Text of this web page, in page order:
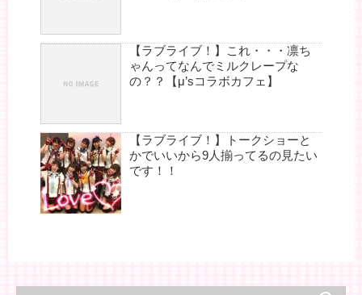
【ラブライブ！】これ・・・凛ち
ゃんってなんでミルクレープな
の？？【μ’sコラボカフェ】
【ラブライブ！】トークショーと
かでいいから9人揃ってるの見たい
です！！